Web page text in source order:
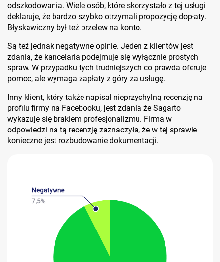
odszkodowania. Wiele osób, które skorzystało z tej usługi
deklaruje, że bardzo szybko otrzymali propozycję dopłaty.
Błyskawiczny był też przelew na konto.
Są też jednak negatywne opinie. Jeden z klientów jest
zdania, że kancelaria podejmuje się wyłącznie prostych
spraw. W przypadku tych trudniejszych co prawda oferuje
pomoc, ale wymaga zapłaty z góry za usługę.
Inny klient, który także napisał nieprzychylną recenzję na
profilu firmy na Facebooku, jest zdania że Sagarto
wykazuje się brakiem profesjonalizmu. Firma w
odpowiedzi na tą recenzję zaznaczyła, że w tej sprawie
konieczne jest rozbudowanie dokumentacji.